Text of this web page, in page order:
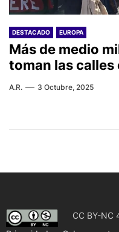
DESTACADO EUROPA
Más de medio
toman las calles
A.R. 3 Octubre, 2025
CC BY-NC